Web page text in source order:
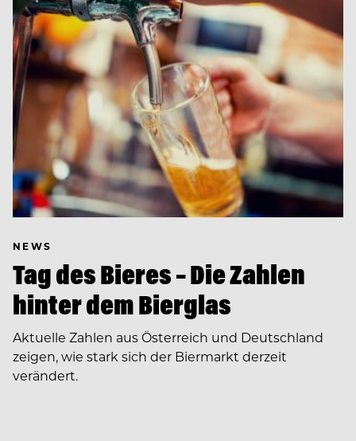
NEWS
Tag des Bieres – Die Zahlen
hinter dem Bierglas
Aktuelle Zahlen aus Österreich und Deutschland
zeigen, wie stark sich der Biermarkt derzeit
verändert.